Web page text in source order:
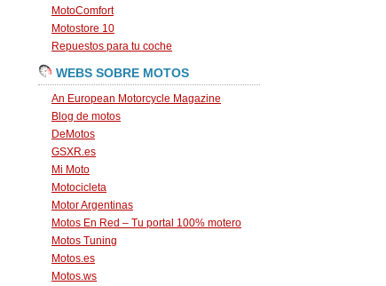
MotoComfort
Motostore 10
Repuestos para tu coche
WEBS SOBRE MOTOS
An European Motorcycle Magazine
Blog de motos
DeMotos
GSXR.es
Mi Moto
Motocicleta
Motor Argentinas
Motos En Red – Tu portal 100% motero
Motos Tuning
Motos.es
Motos.ws